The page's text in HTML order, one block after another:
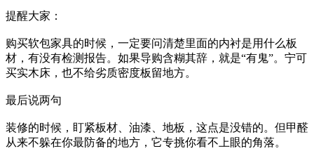
提醒大家：
购买软包家具的时候，一定要问清楚里面的内衬是用什么板
材，有没有检测报告。如果导购含糊其辞，就是“有鬼”。宁可
买实木床，也不给劣质密度板留地方。
最后说两句
装修的时候，盯紧板材、油漆、地板，这点是没错的。但甲醛
从来不躲在你最防备的地方，它专挑你看不上眼的角落。